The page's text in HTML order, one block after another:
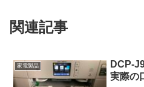
関連記事
家電製品
DCP-
実際の